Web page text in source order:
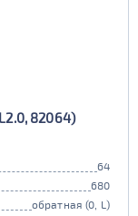
82064)
64
680
обратная (0, L)